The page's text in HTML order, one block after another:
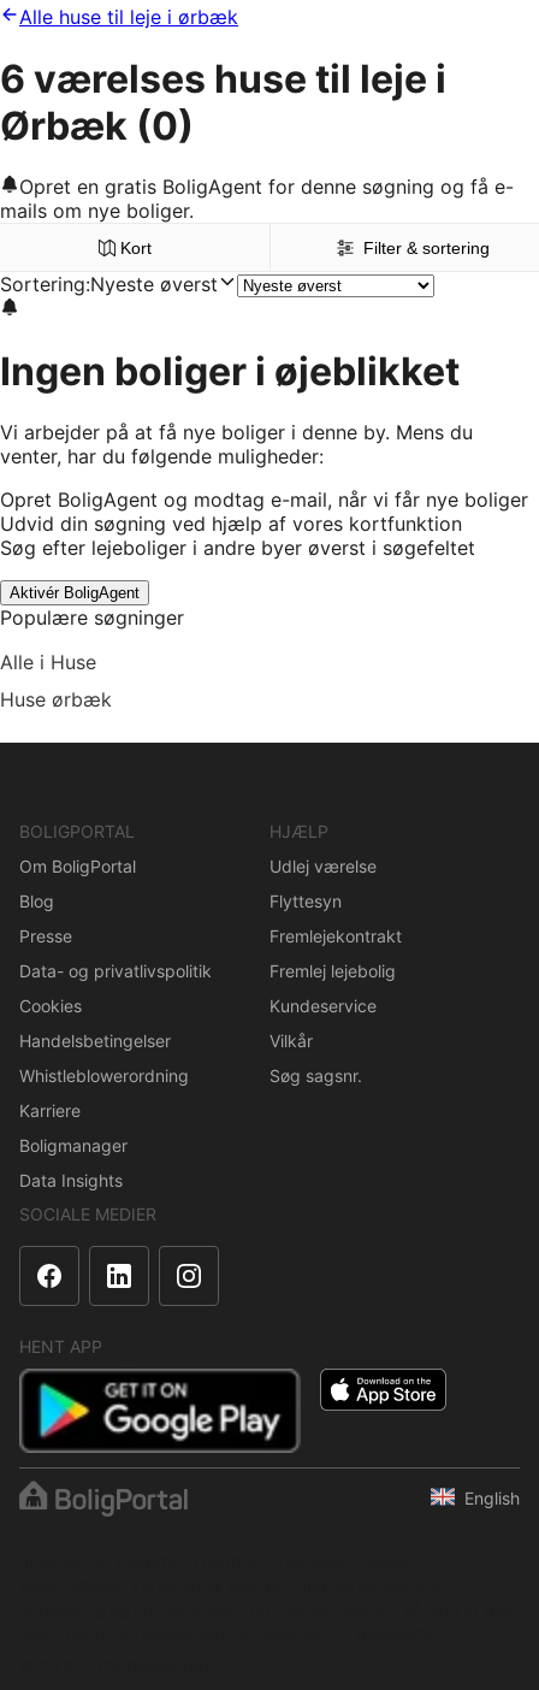
Alle huse til leje i ørbæk
6 værelses huse til leje i
Ørbæk (0)
Opret en gratis BoligAgent for denne søgning og få e-
mails om nye boliger.
Kort Filter & sortering
Sortering:Nyeste øverst
Ingen boliger i øjeblikket
Vi arbejder på at få nye boliger i denne by. Mens du
venter, har du følgende muligheder:
Opret BoligAgent og modtag e-mail, når vi får nye boliger
Udvid din søgning ved hjælp af vores kortfunktion
Søg efter lejeboliger i andre byer øverst i søgefeltet
Aktivér BoligAgent
Populære søgninger
Alle i Huse
Huse ørbæk
BOLIGPORTAL
Om BoligPortal
Blog
Presse
Data- og privatlivspolitik
Cookies
Handelsbetingelser
Whistleblowerordning
Karriere
Boligmanager
Data Insights
HJÆLP
Udlej værelse
Flyttesyn
Fremlejekontrakt
Fremlej lejebolig
Kundeservice
Vilkår
Søg sagsnr.
SOCIALE MEDIER
HENT APP
English